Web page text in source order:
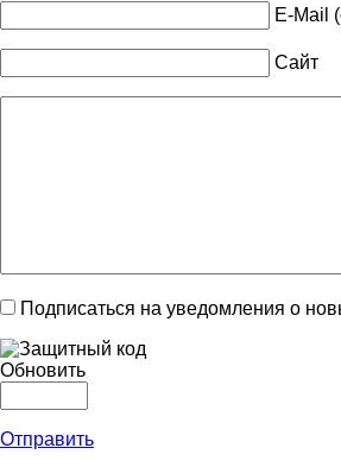
E-Mail
Сайт
Подписаться на уведомления о
Обновить
Отправить